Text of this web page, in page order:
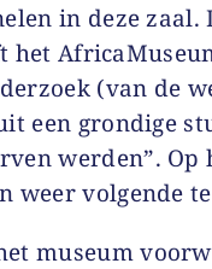
in deze zaal.
het
(van de
een grondige
werden”. Op
weer volgende
museum